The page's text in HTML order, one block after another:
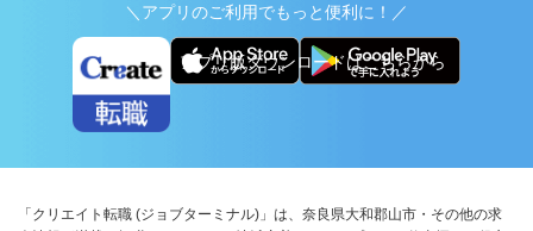
＼アプリのご利用でもっと便利に！／
アプリ版ダウンロードはこちらから
「クリエイト転職 (ジョブターミナル)」は、奈良県大和郡山市・その他の求